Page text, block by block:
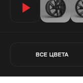
ВСЕ ЦВЕТА